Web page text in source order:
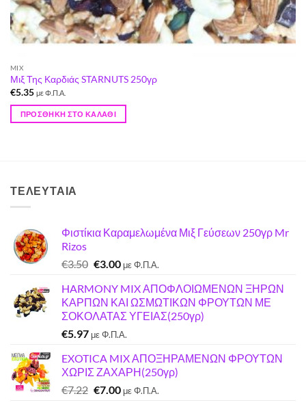
MIX
Μιξ Της Καρδιάς STARNUTS 250γρ
€5.35 με Φ.Π.Α.
ΠΡΟΣΘΉΚΗ ΣΤΟ ΚΑΛΆΘΙ
ΤΕΛΕΥΤΑΊΑ
Φιστίκια Καραμελωμένα Μιξ Γεύσεων 250γρ Mr
Rizos
€3.50 Original
was:
€3.50.
€3.00Η
τιμή
είναι:
€3.00.
με Φ.Π.Α.
HARMONY MIX ΑΠΟΦΛΟΙΩΜΕΝΩΝ ΞΗΡΩΝ
ΚΑΡΠΩΝ ΚΑΙ ΩΣΜΩΤΙΚΩΝ ΦΡΟΥΤΩΝ ΜΕ
ΣΟΚΟΛΑΤΑΣ ΥΓΕΙΑΣ(250γρ)
€5.97 με Φ.Π.Α.
EXOTICA MIX ΑΠΟΞΗΡΑΜΕΝΩΝ ΦΡΟΥΤΩΝ
ΧΩΡΙΣ ΖΑΧΑΡΗ(250γρ)
€7.22 Original
€7.00Ημε Φ.Π.Α.